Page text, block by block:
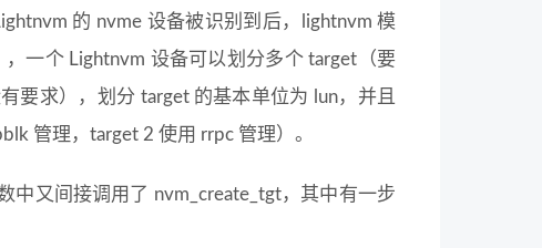
的 nvme 设备被识别到后，lightnvm 模
一个 Lightnvm 设备可以划分多个 target（要
要求），划分 target 的基本单位为 lun，并且
管理，target 2 使用 rrpc 管理）。
中又间接调用了 nvm_create_tgt，其中有一步